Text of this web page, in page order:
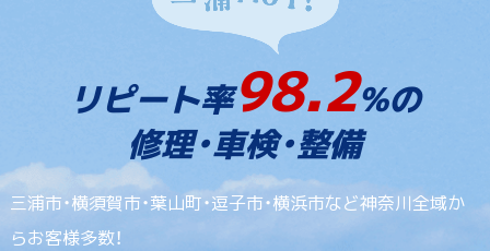
リピート率98.2%の
修理・車検・整備
三浦市・横須賀市・葉山町・逗子市・横浜市など神奈川全域か
らお客様多数！